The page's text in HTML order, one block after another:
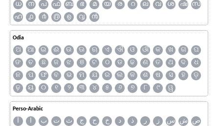
ധ
ന പ ഫ ബ ഭ മ യ ര റ ല വ ശ ഷ
സ
ഹ
൧ ൪ ൫ ൭ ൮ ൯
Odia
ଅ ଆ ଇ ଈ ଉ ଊ ଋ ଏ ଐ ଓ ଔ କ ଖ ଗ
ଘ
ଙ
ଚ ଛ ଜ ଝ ଞ ଟ ଠ ଡ ଢ ଣ ତ ଥ ଦ
ଧ
ନ
ପ ଫ ବ ଭ ମ ଯ ର ଲ ଳ ଶ ଷ ସ ହ
ଡ଼
ଢ଼
ୟ ୦ ୧ ୨ ୩ ୪ ୫ ୬ ୭ ୮ ୯ ୱ
Perso-Arabic
آ ا ب ت ث ج ح خ د ذ ر ز س ش ص